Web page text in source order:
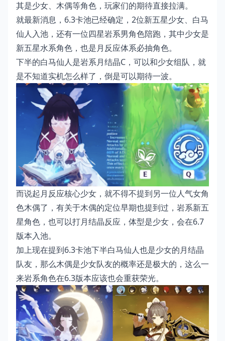
其是少女、木偶等角色，玩家们的期待直接拉满。
就最新消息，6.3卡池已经确定，2位新五星少女、白马
仙人入池，还有一位四星岩系男角色陪跑，其中少女是
新五星水系角色，也是月反应体系必抽角色。
下半的白马仙人是岩系月结晶C，可以和少女组队，就
是不知道实机怎么样了，倒是可以期待一波。
而说起月反应核心少女，就不得不提到另一位人气女角
色木偶了，有关于木偶的定位早期也提到过，岩系新五
星角色，也可以打月结晶反应，体型是少女，会在6.7
版本入池。
加上现在提到6.3卡池下半白马仙人也是少女的月结晶
队友，那么木偶是少女队友的概率还是极大的，这么一
来岩系角色在6.3版本应该也会重获荣光。